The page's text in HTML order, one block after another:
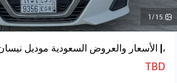
1/15
،| الأسعار والعروض السعودية موديل نيسان
TBD